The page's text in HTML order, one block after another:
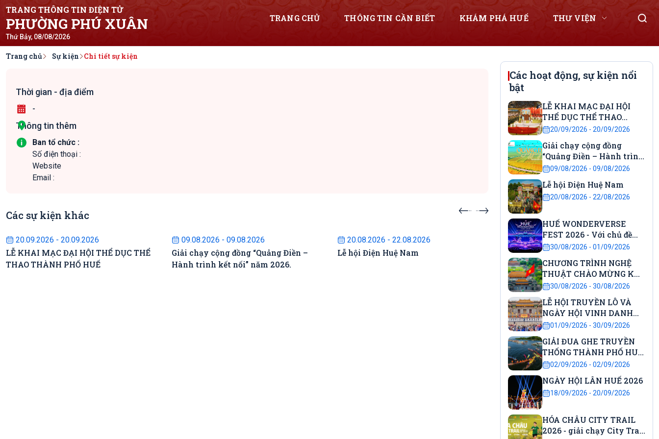
TRANG THÔNG TIN ĐIỆN TỬ
PHƯỜNG PHÚ XUÂN
Thứ Bảy, 08/08/2026
TRANG CHỦ THÔNG TIN CẦN BIẾT KHÁM PHÁ HUẾ THƯ VIỆN
Trang chủ Sự kiện Chi tiết sự kiện
Thời gian - địa điểm
-
Thông tin thêm
Ban tổ chức :
Số điện thoại :
Website
Email :
Các sự kiện khác
Sự kiện sắp diễn ra
20.09.2026 - 20.09.2026
LỄ KHAI MẠC ĐẠI HỘI THỂ DỤC THỂ
THAO THÀNH PHỐ HUẾ
09.08.2026 - 09.08.2026
Giải chạy cộng đồng “Quảng Điền –
Hành trình kết nối” năm 2026.
20.08.2026 - 22.08.2026
Lễ hội Điện Huệ Nam
Sự kiện sắp diễn ra
30.08.2026 - 01.09.2026
HUẾ WONDERVERSE FEST 2026 - Với
chủ đề "City Awakening – Đánh thức
Di sản"
Các hoạt động, sự kiện nổi
bật
20/09/2026 - 20/09/2026
LỄ KHAI MẠC ĐẠI HỘI
THỂ DỤC THỂ THAO
THÀNH PHỐ HUẾ
09/08/2026 - 09/08/2026
Giải chạy cộng đồng
“Quảng Điền – Hành trình
kết nối” năm 2026.
20/08/2026 - 22/08/2026
Lễ hội Điện Huệ Nam
30/08/2026 - 01/09/2026
HUẾ WONDERVERSE
FEST 2026 - Với chủ đề
"City Awakening – Đánh
30/08/2026 - 30/08/2026
CHƯƠNG TRÌNH NGHỆ
THUẬT CHÀO MỪNG KỶ
NIỆM 81 NĂM CÁCH
MẠNG THÁNG 8 THÀNH
CÔNG VÀ QUỐC KHÁNH
NƯỚC CNXHCN VIỆT
NAM
01/09/2026 - 30/09/2026
LỄ HỘI TRUYỀN LÔ VÀ
NGÀY HỘI VINH DANH
HỌC SINH DANH DỰ
02/09/2026 - 02/09/2026
GIẢI ĐUA GHE TRUYỀN
THỐNG THÀNH PHỐ HUẾ
LẦN THỨ 37 NĂM 2026
18/09/2026 - 20/09/2026
NGÀY HỘI LÂN HUẾ 2026
HÓA CHÂU CITY TRAIL
2026 - giải chạy City Trail